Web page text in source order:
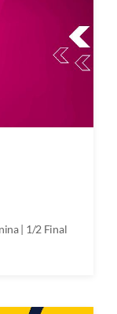
| 1/2 Final